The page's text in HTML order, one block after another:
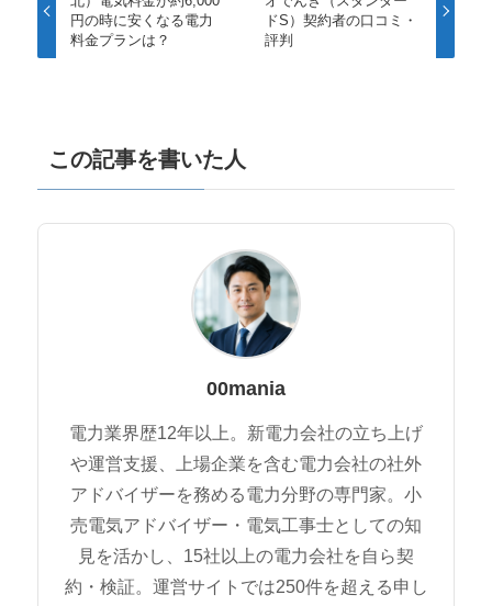
円の時に安くなる電力
料金プランは？
ドS）契約者の口コミ・
評判
この記事を書いた人
00mania
電力業界歴12年以上。新電力会社の立ち上げ
や運営支援、上場企業を含む電力会社の社外
アドバイザーを務める電力分野の専門家。小
売電気アドバイザー・電気工事士としての知
見を活かし、15社以上の電力会社を自ら契
約・検証。運営サイトでは250件を超える申し